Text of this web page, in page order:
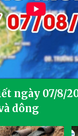
ngày 07/8/
dông